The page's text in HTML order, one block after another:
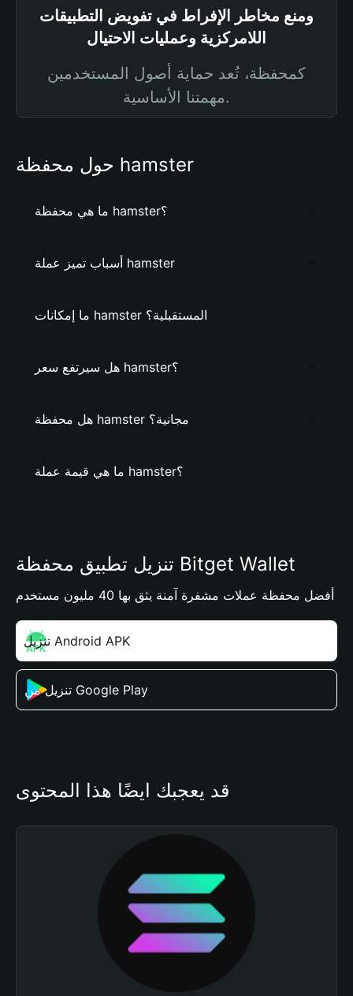
ومنع مخاطر الإفراط في تفويض التطبيقات
اللامركزية وعمليات الاحتيال
كمحفظة، تُعد حماية أصول المستخدمين
مهمتنا الأساسية.
حول محفظة hamster
ما هي محفظة hamster؟
أسباب تميز عملة hamster
ما إمكانات hamster المستقبلية؟
هل سيرتفع سعر hamster؟
هل محفظة hamster مجانية؟
ما هي قيمة عملة hamster؟
تنزيل تطبيق محفظة Bitget Wallet
أفضل محفظة عملات مشفرة آمنة يثق بها 40 مليون مستخدم
تنزيل Android APK
تنزيل من Google Play
قد يعجبك أيضًا هذا المحتوى